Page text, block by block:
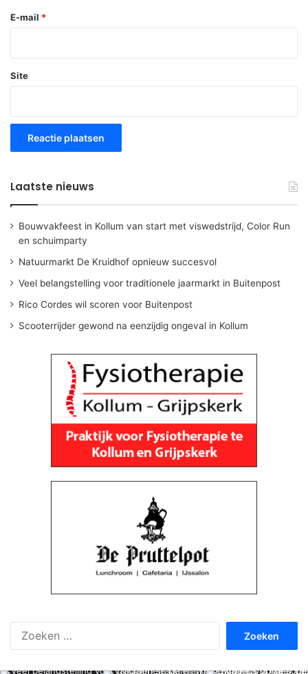
E-mail *
Site
Laatste nieuws
Bouwvakfeest in Kollum van start met viswedstrijd, Color Run
en schuimparty
Natuurmarkt De Kruidhof opnieuw succesvol
Veel belangstelling voor traditionele jaarmarkt in Buitenpost
Rico Cordes wil scoren voor Buitenpost
Scooterrijder gewond na eenzijdig ongeval in Kollum